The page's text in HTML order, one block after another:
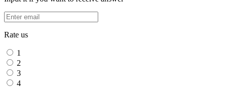
Rate us
1
2
3
4